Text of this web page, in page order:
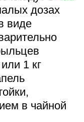
дозах
виде
1 кг
в чайной